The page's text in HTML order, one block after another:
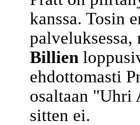
kanssa. Tosin
Billien
ehdottomasti
osaltaan "Uhri
sitten ei.